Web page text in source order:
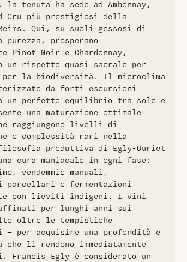
tenuta ha sede ad Ambonnay,
Cru più prestigiosi della
Reims. Qui, su suoli gessosi di
prosperano
Pinot Noir e Chardonnay,
un rispetto quasi sacrale per
per la biodiversità. Il microclima
da forti escursioni
un perfetto equilibrio tra sole e
una maturazione ottimale
raggiungono livelli di
e complessità rari nella
produttiva di Egly-Ouriet
cura maniacale in ogni fase:
vendemmie manuali,
e fermentazioni
con lieviti indigeni. I vini
affinati per lunghi anni sui
oltre le tempistiche
— per acquisire una profondità e
li rendono immediatamente
Francis Egly è considerato un